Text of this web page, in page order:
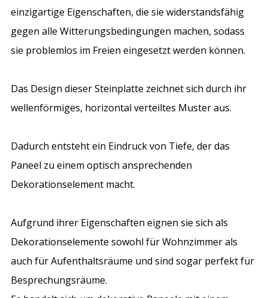
einzigartige Eigenschaften, die sie widerstandsfähig
gegen alle Witterungsbedingungen machen, sodass
sie problemlos im Freien eingesetzt werden können.
Das Design dieser Steinplatte zeichnet sich durch ihr
wellenförmiges, horizontal verteiltes Muster aus.
Dadurch entsteht ein Eindruck von Tiefe, der das
Paneel zu einem optisch ansprechenden
Dekorationselement macht.
Aufgrund ihrer Eigenschaften eignen sie sich als
Dekorationselemente sowohl für Wohnzimmer als
auch für Aufenthaltsräume und sind sogar perfekt für
Besprechungsräume.